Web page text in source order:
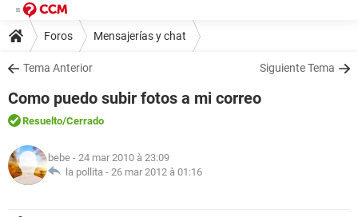
Foros Mensajerías y chat
Tema Anterior Siguiente Tema
Como puedo subir fotos a mi correo
Resuelto/Cerrado
bebe - 24 mar 2010 à 23:09
la pollita - 26 mar 2012 à 01:16